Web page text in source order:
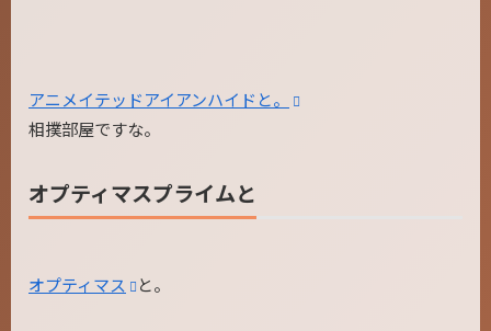
アニメイテッドアイアンハイドと。
相撲部屋ですな。
オプティマスプライムと
オプティマス と。